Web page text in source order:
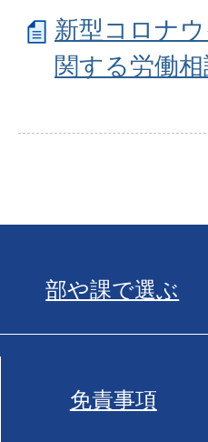
新型コロナ
関する労働相
部や課で選ぶ
免責事項